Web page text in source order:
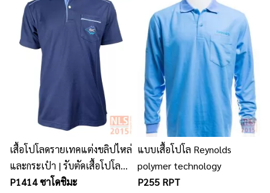
เสื้อโปโลดรายเทคแต่งขลิปไหล่
และกระเป๋า | รับตัดเสื้อโปโล
พนักงานเนื้อผ้าคุณภาพ
P1414 ซาโดชิมะ
แบบเสื้อโปโล Reynolds
polymer technology
P255 RPT